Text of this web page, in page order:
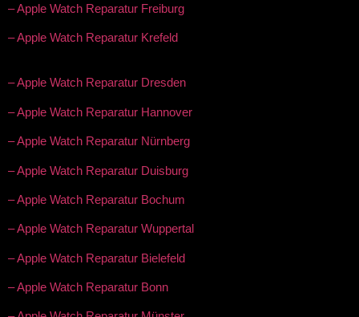
– Apple Watch Reparatur Freiburg
– Apple Watch Reparatur Krefeld
– Apple Watch Reparatur Dresden
– Apple Watch Reparatur Hannover
– Apple Watch Reparatur Nürnberg
– Apple Watch Reparatur Duisburg
– Apple Watch Reparatur Bochum
– Apple Watch Reparatur Wuppertal
– Apple Watch Reparatur Bielefeld
– Apple Watch Reparatur Bonn